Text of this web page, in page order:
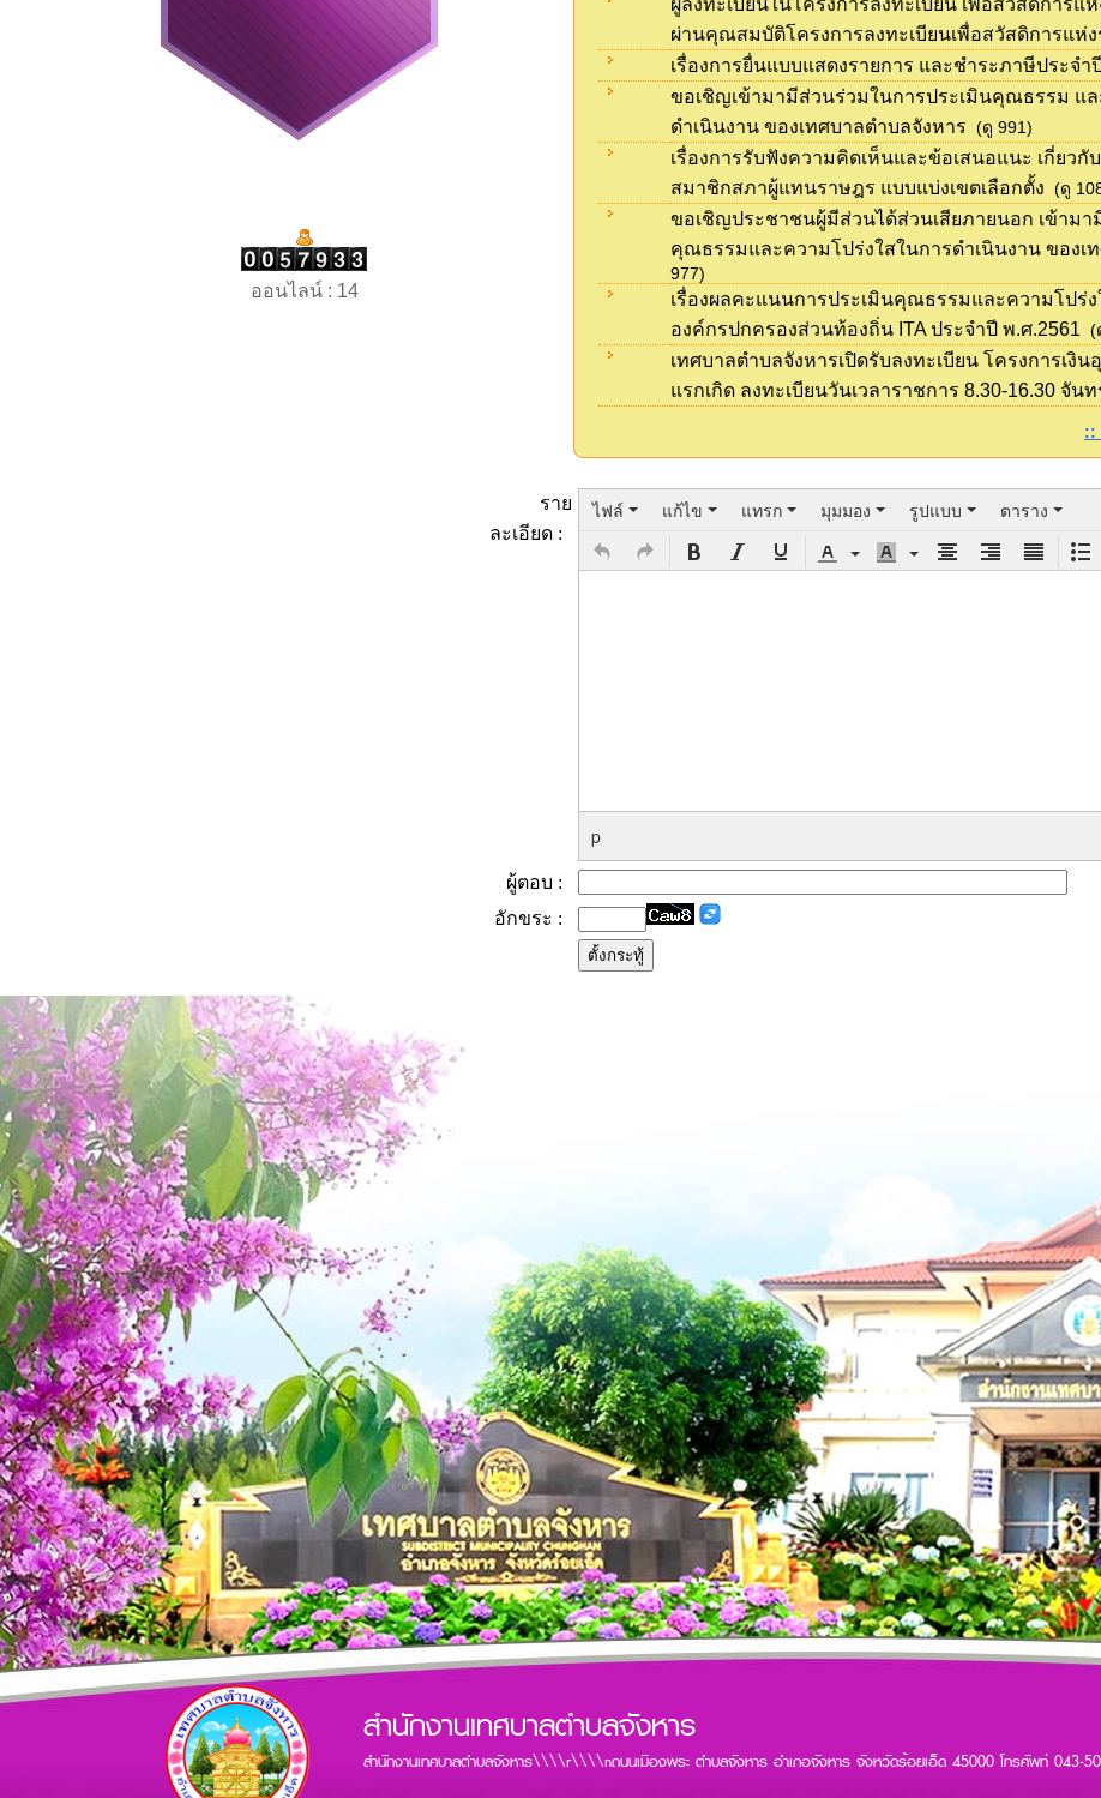
ออนไลน์ : 14
ผู้ลงทะเบียนในโครงการลงทะเบียน เพื่อสวัสดิการแ
ผ่านคุณสมบัติโครงการลงทะเบียนเพื่อสวัสดิการแห่ง
เรื่องการยื่นแบบแสดงรายการ และชำระภาษีประจำ
ขอเชิญเข้ามามีส่วนร่วมในการประเมินคุณธรรม แล
ดำเนินงาน ของเทศบาลตำบลจังหาร (ดู 991)
เรื่องการรับฟังความคิดเห็นและข้อเสนอแนะ เกี่ยวกั
สมาชิกสภาผู้แทนราษฎร แบบแบ่งเขตเลือกตั้ง (ดู
ขอเชิญประชาชนผู้มีส่วนได้ส่วนเสียภายนอก เข้ามา
คุณธรรมและความโปร่งใสในการดำเนินงาน ของเ
977)
เรื่องผลคะแนนการประเมินคุณธรรมและความโปร่ง
องค์กรปกครองส่วนท้องถิ่น ITA ประจำปี พ.ศ.2561 (
เทศบาลตำบลจังหารเปิดรับลงทะเบียน โครงการเงิน
แรกเกิด ลงทะเบียนวันเวลาราชการ 8.30-16.30 จัน
::
ราย
ละเอียด :
ไฟล์ แก้ไข แทรก มุมมอง รูปแบบ ตาราง
p
ผู้ตอบ :
อักขระ :
สำนักงานเทศบาลตำบลจังหาร
สำนักงานเทศบาลตำบลจังหาร\\\\r\\\\nถนนเมืองพระ ตำบลจังหาร อำเภอจังหาร จังหวัดร้อยเอ็ด 45000 โทรศัพท์ 043-